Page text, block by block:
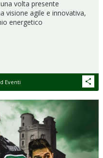
volta presente
visione agile e innovativa,
energetico
Eventi